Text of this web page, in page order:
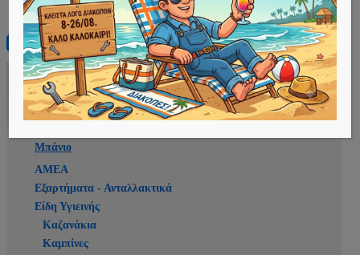
Αρχική
E-shop
Μπάνιο
ΑΜΕΑ
Εξαρτήματα - Ανταλλακτικά
Είδη Υγιεινής
Καζανάκια
Καμπίνες